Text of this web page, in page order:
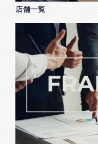
店舗一覧